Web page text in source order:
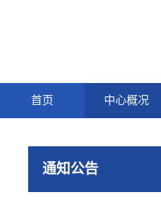
首页 中心概况
通知公告